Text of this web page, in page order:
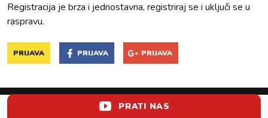
Registracija je brza i jednostavna, registriraj se i uključi se u
raspravu.
PRIJAVA PRIJAVA PRIJAVA
PRATI NAS